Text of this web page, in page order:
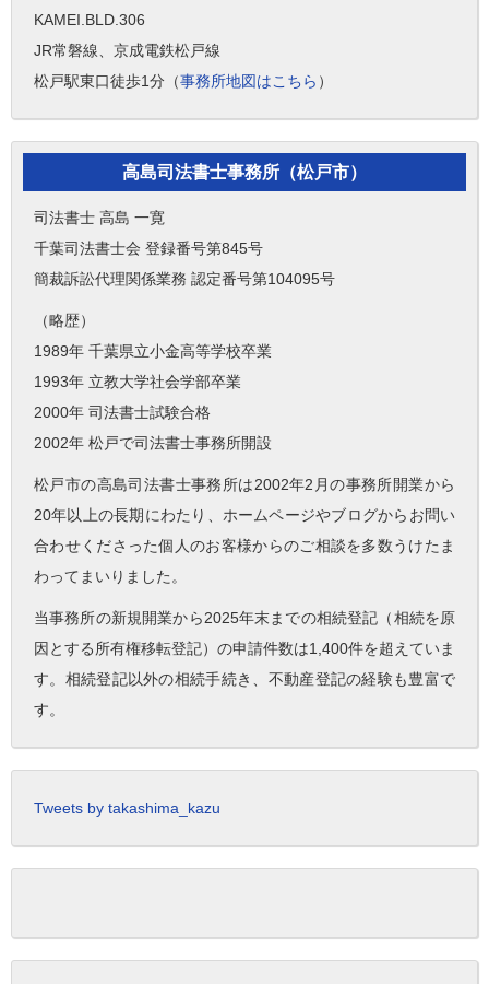
KAMEI.BLD.306
JR常磐線、京成電鉄松戸線
松戸駅東口徒歩1分（事務所地図はこちら ）
高島司法書士事務所（松戸市）
司法書士 高島 一寛
千葉司法書士会 登録番号第845号
簡裁訴訟代理関係業務 認定番号第104095号
（略歴）
1989年 千葉県立小金高等学校卒業
1993年 立教大学社会学部卒業
2000年 司法書士試験合格
2002年 松戸で司法書士事務所開設
松戸市の高島司法書士事務所は2002年2月の事務所開業から
20年以上の長期にわたり、ホームページやブログからお問い
合わせくださった個人のお客様からのご相談を多数うけたま
わってまいりました。
当事務所の新規開業から2025年末までの相続登記（相続を原
因とする所有権移転登記）の申請件数は1,400件を超えていま
す。相続登記以外の相続手続き、不動産登記の経験も豊富で
す。
Tweets by takashima_kazu